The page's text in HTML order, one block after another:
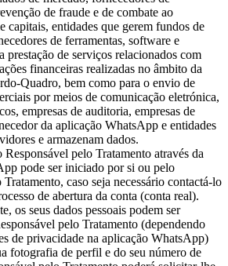
de fraude e de combate ao
capitais, entidades que gerem fundos de
de ferramentas, software e
prestação de serviços relacionados com
financeiras realizadas no âmbito da
Quadro, bem como para o envio de
por meios de comunicação eletrónica,
empresas de auditoria, empresas de
da aplicação WhatsApp e entidades
e armazenam dados.
pelo Tratamento através da
pode ser iniciado por si ou pelo
caso seja necessário contactá-lo
de abertura da conta (conta real).
os seus dados pessoais podem ser
pelo Tratamento (dependendo
de privacidade na aplicação WhatsApp)
fotografia de perfil e do seu número de